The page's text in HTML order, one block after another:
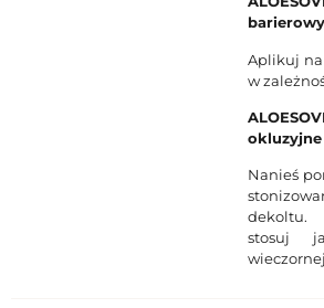
Aplikuj na
w
Nanieś
dekoltu.
stosuj